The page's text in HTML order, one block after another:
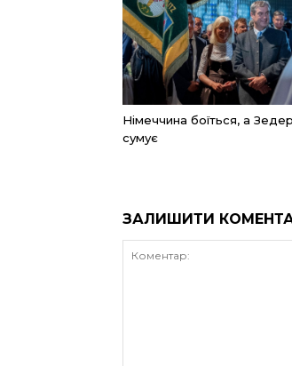
Німеччина боїться, а
сумує
ЗАЛИШИТИ